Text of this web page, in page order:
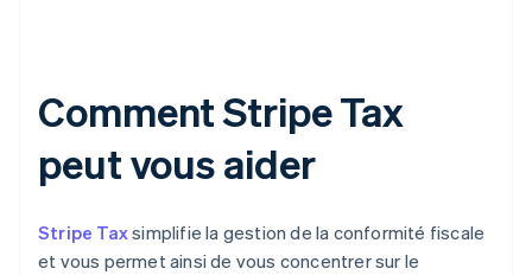
Comment Stripe Tax
peut vous aider
Stripe Taxsimplifie la gestion de la conformité fiscale
et vous permet ainsi de vous concentrer sur le